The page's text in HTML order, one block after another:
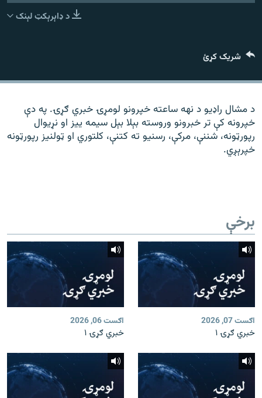
د ازادې اروپا راډیو ټولې ووبپاڼې
د ډاېرېکټ لېنک
شریک کړئ
د مشال راډیو د نهه ساعته خپرونو لومړۍ خبري ګړۍ. په دې
خپرونه کې تر خبرونو وروسته بېلا بېل سیمه ییز او نړیوال
رپورټونه، شننې، مرکې، رسنیو ته کتنې، کلتوري او ټولنیز رپورټونه
خپرېږي.
برخې
اګست 07, 2026
خبري ګړۍ ۱
اګست 06, 2026
خبري ګړۍ ۱